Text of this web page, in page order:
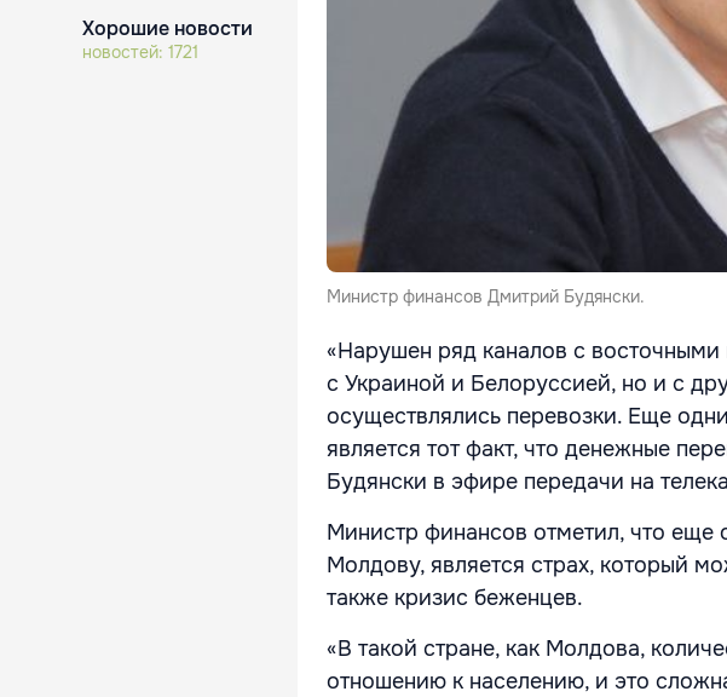
Хорошие новости
новостей: 1721
Министр финансов Дмитрий Будянски.
«Нарушен ряд каналов с восточными
с Украиной и Белоруссией, но и с
осуществлялись перевозки. Еще
является тот факт, что денежные
Будянски в эфире передачи на
Министр финансов отметил, что
Молдову, является страх, который
также кризис беженцев.
«В такой стране, как Молдова,
отношению к населению, и это